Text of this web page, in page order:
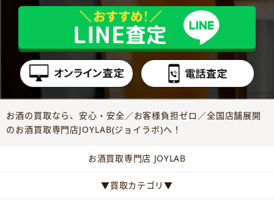
お酒の買取なら、安心・安全／お客様負担ゼロ／全国店舗展開
のお酒買取専門店JOYLAB(ジョイラボ)へ！
お酒買取専門店 JOYLAB
▼買取カテゴリ▼